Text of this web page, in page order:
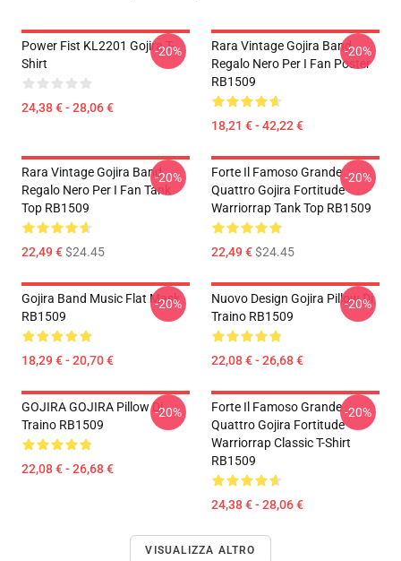
Power Fist KL2201 Gojira T-
Shirt
24,38 € - 28,06 €
-20%
Rara Vintage Gojira Band
Regalo Nero Per I Fan Poster
RB1509
18,21 € - 42,22 €
-20%
Rara Vintage Gojira Band
Regalo Nero Per I Fan Tank
Top RB1509
22,49 €$24.45
-20%
Forte Il Famoso Grande
Quattro Gojira Fortitude
Warriorrap Tank Top RB1509
22,49 €$24.45
-20%
Gojira Band Music Flat Mask
RB1509
18,29 € - 20,70 €
-20%
Nuovo Design Gojira Pillow Di
Traino RB1509
22,08 € - 26,68 €
-20%
GOJIRA GOJIRA Pillow Di
Traino RB1509
22,08 € - 26,68 €
-20%
Forte Il Famoso Grande
Quattro Gojira Fortitude
Warriorrap Classic T-Shirt
RB1509
24,38 € - 28,06 €
-20%
VISUALIZZA ALTRO